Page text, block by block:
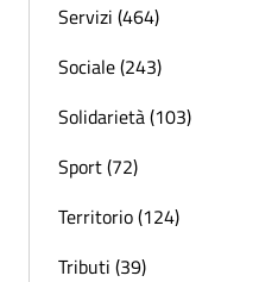
Servizi (464)
Sociale (243)
Solidarietà (103)
Sport (72)
Territorio (124)
Tributi (39)